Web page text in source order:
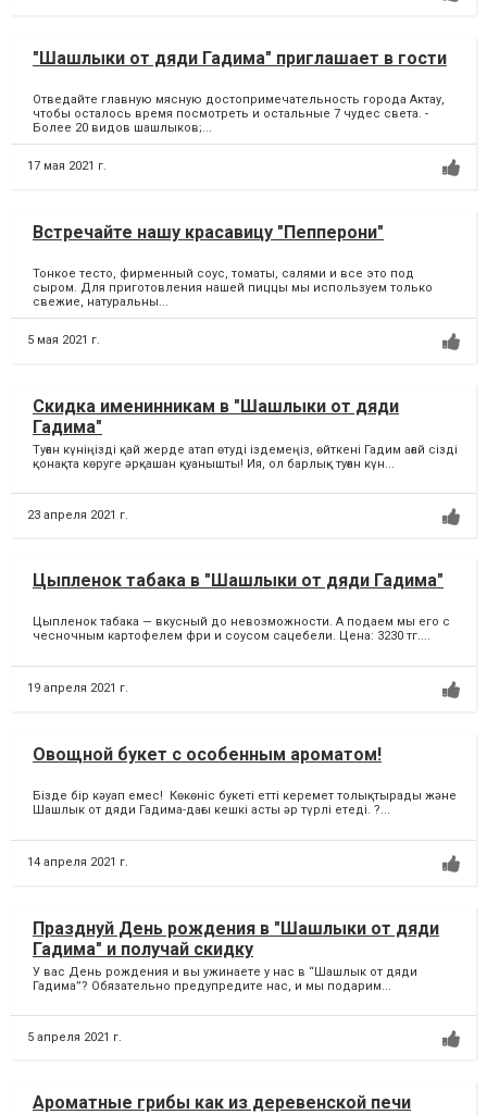
"Шашлыки от дяди Гадима" приглашает в гости
Отведайте главную мясную достопримечательность города Актау,
чтобы осталось время посмотреть и остальные 7 чудес света. -
Более 20 видов шашлыков;...
17 мая 2021 г.
Встречайте нашу красавицу "Пепперони"
Тонкое тесто, фирменный соус, томаты, салями и все это под
сыром. Для приготовления нашей пиццы мы используем только
свежие, натуральны...
5 мая 2021 г.
Скидка именинникам в "Шашлыки от дяди
Гадима"
Туған күніңізді қай жерде атап өтуді іздемеңіз, өйткені Гадим ағай сізді
қонақта көруге әрқашан қуанышты! Ия, ол барлық туған күн...
23 апреля 2021 г.
Цыпленок табака в "Шашлыки от дяди Гадима"
Цыпленок табака — вкусный до невозможности. А подаем мы его с
чесночным картофелем фри и соусом сацебели. Цена: 3230 тг....
19 апреля 2021 г.
Овощной букет с особенным ароматом!
Бізде бір кәуап емес! Көкөніс букеті етті керемет толықтырады және
Шашлык от дяди Гадима-дағы кешкі асты әр түрлі етеді. ?...
14 апреля 2021 г.
Празднуй День рождения в "Шашлыки от дяди
Гадима" и получай скидку
У вас День рождения и вы ужинаете у нас в “Шашлык от дяди
Гадима”? Обязательно предупредите нас, и мы подарим...
5 апреля 2021 г.
Ароматные грибы как из деревенской печи